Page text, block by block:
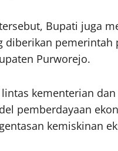
Bupati juga
diberikan
Purworejo.
kementerian
pemberdayaan
kemiskinan